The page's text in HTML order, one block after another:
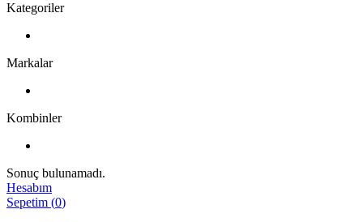
Kategoriler
Markalar
Kombinler
Sonuç bulunamadı.
Hesabım
Sepetim (0)